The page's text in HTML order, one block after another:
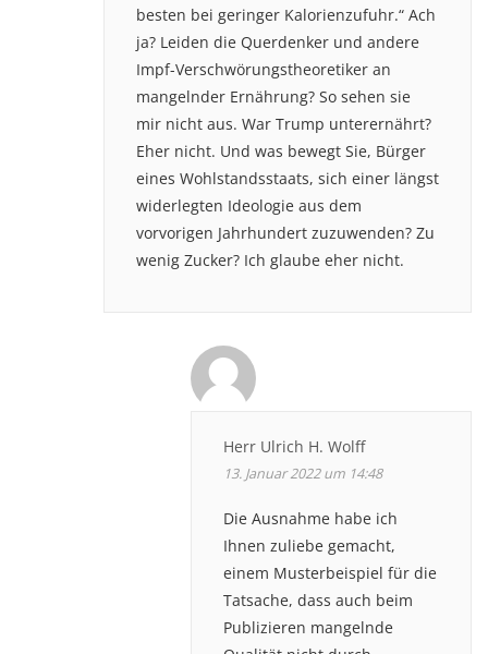
besten bei geringer Kalorienzufuhr.“ Ach
ja? Leiden die Querdenker und andere
Impf-Verschwörungstheoretiker an
mangelnder Ernährung? So sehen sie
mir nicht aus. War Trump unterernährt?
Eher nicht. Und was bewegt Sie, Bürger
eines Wohlstandsstaats, sich einer längst
widerlegten Ideologie aus dem
vorvorigen Jahrhundert zuzuwenden? Zu
wenig Zucker? Ich glaube eher nicht.
Herr Ulrich H. Wolff
13. Januar 2022 um 14:48
Die Ausnahme habe ich
Ihnen zuliebe gemacht,
einem Musterbeispiel für die
Tatsache, dass auch beim
Publizieren mangelnde